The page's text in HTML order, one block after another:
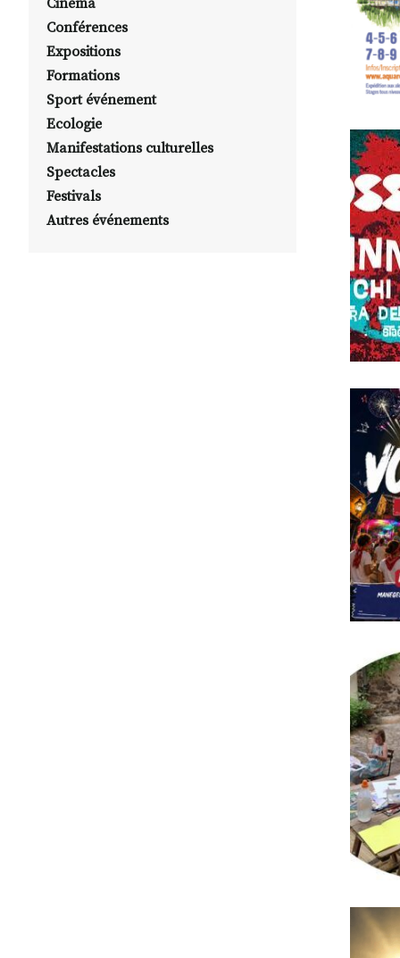
Conférences
Expositions
Formations
Sport événement
Ecologie
Manifestations culturelles
Spectacles
Festivals
Autres événements